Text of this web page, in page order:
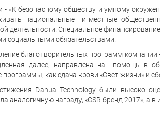
- «К безопасному обществу и умному
национальные и местные
деятельности. Специальное
социальными обязательствами.
благотворительных программ
далее, направлена на помощь в
программы, как сдача крови «Свет жизни» и
Dahua Technology были высоко
аналогичную награду, «CSR-бренд 2017», а